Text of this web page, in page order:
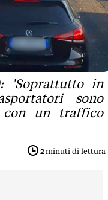
'Soprattutto in
sono
un traffico
2minuti di lettura